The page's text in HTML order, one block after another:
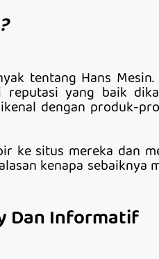
tentang Hans
yang baik
dengan produk-
ke situs mereka dan
kenapa sebaiknya
Dan Informatif